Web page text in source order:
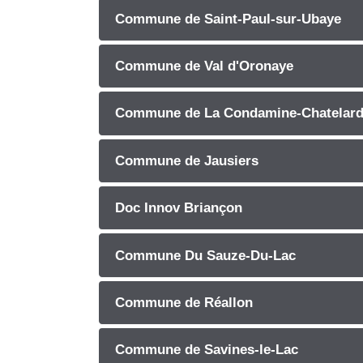
Commune de Saint-Paul-sur-Ubaye
Commune de Val d'Oronaye
Commune de La Condamine-Chatelard
Commune de Jausiers
Doc Innov Briançon
Commune Du Sauze-Du-Lac
Commune de Réallon
Commune de Savines-le-Lac